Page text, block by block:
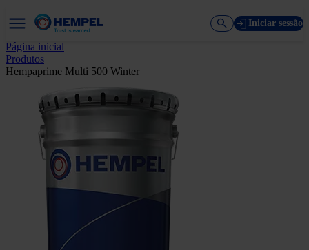
Iniciar sessão
Página inicial
Produtos
Hempaprime Multi 500 Winter